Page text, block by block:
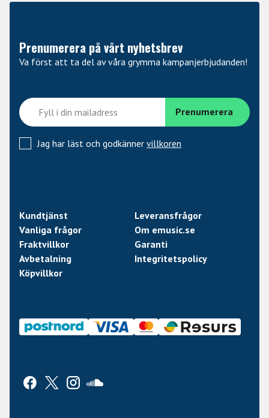
Prenumerera på vårt nyhetsbrev
Va först att ta del av våra grymma kampanjerbjudanden!
Jag har läst och godkänner villkoren
Kundtjänst
Leveransfrågor
Vanliga frågor
Om emusic.se
Fraktvillkor
Garanti
Avbetalning
Integritetspolicy
Köpvillkor